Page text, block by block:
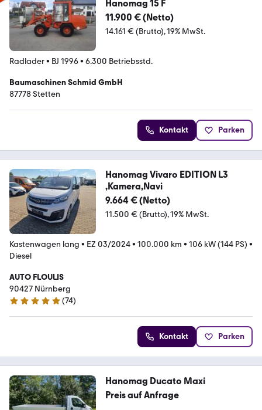
Hanomag 15 F
11.900 € (Netto)
14.161 € (Brutto) 19% MwSt.
Radlader• BJ 1996• 6.300 Betriebsstd.
Baumaschinen Schmid GmbH
87778 Stetten
Kontakt Parken
Hanomag Vivaro EDITION L3
,Kamera,Navi
9.664 € (Netto)
11.500 € (Brutto) 19% MwSt.
Kastenwagen lang • EZ 03/2024• 100.000 km • 106 kW (144 PS) •
Diesel
AUTO FLOULIS
90427 Nürnberg
5 Sterne
(74)
Kontakt Parken
Hanomag Ducato Maxi
Preis auf Anfrage